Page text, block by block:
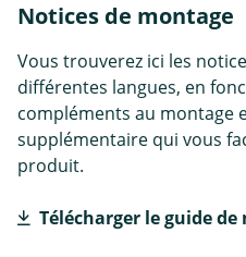
Notices de montage
Vous trouverez ici les
différentes langues, en
compléments au montage
supplémentaire qui vous
produit.
Télécharger le guide